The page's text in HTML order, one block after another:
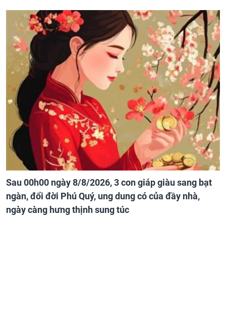
Sau 00h00 ngày 8/8/2026, 3 con giáp giàu sang bạt
ngàn, đổi đời Phú Quý, ung dung có của đầy nhà,
ngày càng hưng thịnh sung túc